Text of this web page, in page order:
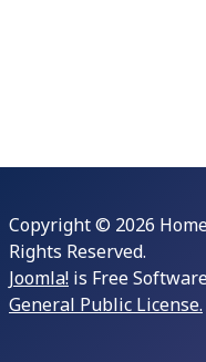
Copyright © 2026
Rights Reserved.
Joomla! is Free
General Public License.